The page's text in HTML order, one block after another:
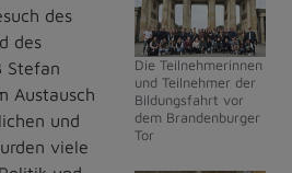
Die Teilnehmerinnen
und Teilnehmer der
Bildungsfahrt vor
dem Brandenburger
Tor
Dietmannsried
des
des
Stefan
Austausch
und
viele